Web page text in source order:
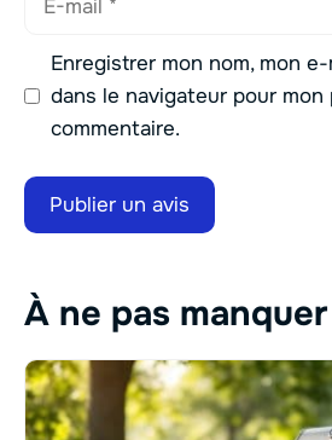
Enregistrer mon nom, mon
dans le navigateur pour mon
commentaire.
À ne pas manquer